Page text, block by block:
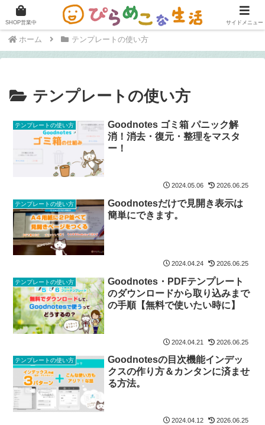
快適に在宅ワークをこなすためのブログ。
ホーム テンプレートの使い方
テンプレートの使い方
テンプレートの使い方
Goodnotes ゴミ箱 パニック解
消！消去・復元・整理をマスタ
ー！
2024.05.06 2026.06.25
テンプレートの使い方
Goodnotesだけで見開き表示は
簡単にできます。
2024.04.24 2026.06.25
テンプレートの使い方
Goodnotes・PDFテンプレート
のダウンロードから取り込みまで
の手順【無料で使いたい時に】
2024.04.21 2026.06.25
テンプレートの使い方
Goodnotesの目次機能インデッ
クスの作り方＆カンタンに済ませ
る方法。
2024.04.12 2026.06.25
SHOP営業中 サイドメニュー